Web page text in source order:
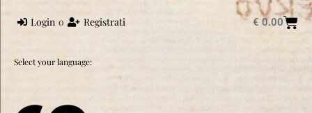
Login o Registrati € 0.00
Select your language: